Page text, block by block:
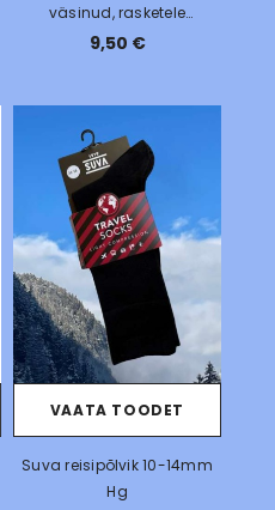
väsinud, rasketele
jalgadele
9,50 €
VAATA TOODET
Suva reisipõlvik 10-14mm
Hg